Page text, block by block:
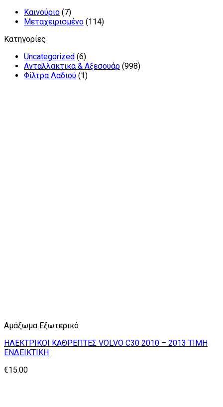
Καινούριο (7)
Μεταχειρισμένο (114)
Κατηγορίες
Uncategorized (6)
Ανταλλακτικα & Αξεσουάρ (998)
Φίλτρα Λαδιού (1)
Αμάξωμα Εξωτερικό
ΗΛΕΚΤΡΙΚΟΙ ΚΑΘΡΕΠΤΕΣ VOLVO C30 2010 – 2013 TIMH
ΕΝΔΕΙΚΤΙΚΗ
€15.00